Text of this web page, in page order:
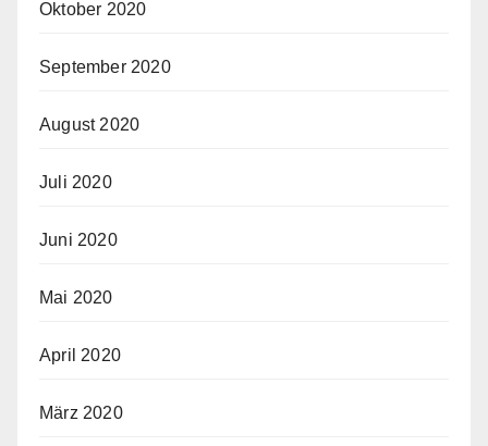
Oktober 2020
September 2020
August 2020
Juli 2020
Juni 2020
Mai 2020
April 2020
März 2020